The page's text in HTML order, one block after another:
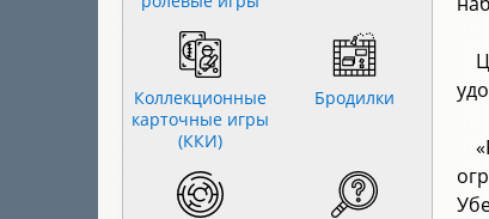
Коллекционные
карточные игры
(ККИ)
Бродилки